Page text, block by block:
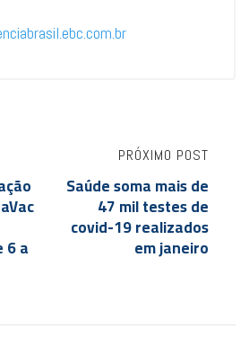
6 a
PRÓXIMO POST
Saúde soma mais de
47 mil testes de
covid-19 realizados
em janeiro